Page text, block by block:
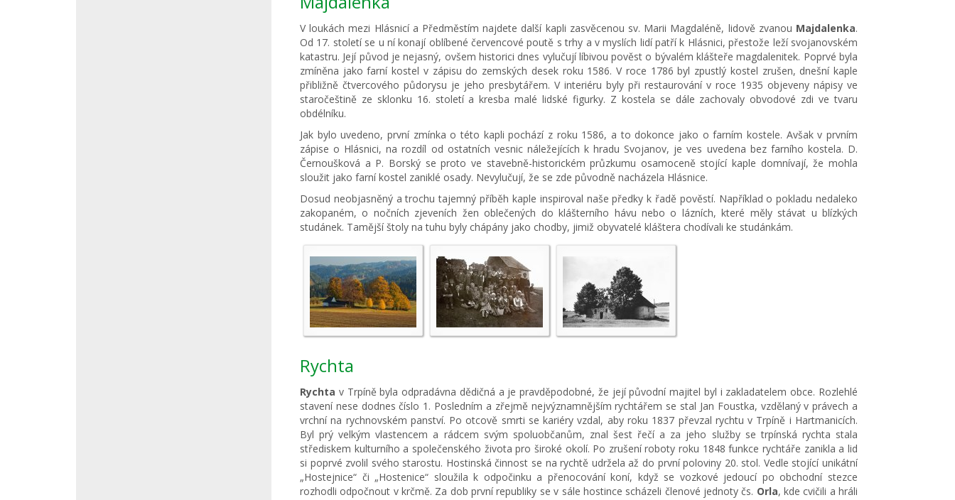
V loukách mezi Hlásnicí a Předměstím najdete další kapli zasvěcenou sv. Marii Magdaléně, lidově zvanou Majdalenka.
Od 17. století se u ní konají oblíbené červencové poutě s trhy a v myslích lidí patří k Hlásnici, přestože leží svojanovském
katastru. Její původ je nejasný, ovšem historici dnes vylučují líbivou pověst o bývalém klášteře magdalenitek. Poprvé byla
zmíněna jako farní kostel v zápisu do zemských desek roku 1586. V roce 1786 byl zpustlý kostel zrušen, dnešní kaple
přibližně čtvercového půdorysu je jeho presbytářem. V interiéru byly při restaurování v roce 1935 objeveny nápisy ve
staročeštině ze sklonku 16. století a kresba malé lidské figurky. Z kostela se dále zachovaly obvodové zdi ve tvaru
obdélníku.
Jak bylo uvedeno, první zmínka o této kapli pochází z roku 1586, a to dokonce jako o farním kostele. Avšak v prvním
zápise o Hlásnici, na rozdíl od ostatních vesnic náležejících k hradu Svojanov, je ves uvedena bez farního kostela. D.
Černoušková a P. Borský se proto ve stavebně-historickém průzkumu osamoceně stojící kaple domnívají, že mohla
sloužit jako farní kostel zaniklé osady. Nevylučují, že se zde původně nacházela Hlásnice.
Dosud neobjasněný a trochu tajemný příběh kaple inspiroval naše předky k řadě pověstí. Například o pokladu nedaleko
zakopaném, o nočních zjeveních žen oblečených do klášterního hávu nebo o lázních, které měly stávat u blízkých
studánek. Tamější štoly na tuhu byly chápány jako chodby, jimiž obyvatelé kláštera chodívali ke studánkám.
Rychta
Rychta v Trpíně byla odpradávna dědičná a je pravděpodobné, že její původní majitel byl i zakladatelem obce. Rozlehlé
stavení nese dodnes číslo 1. Posledním a zřejmě nejvýznamnějším rychtářem se stal Jan Foustka, vzdělaný v právech a
vrchní na rychnovském panství. Po otcově smrti se kariéry vzdal, aby roku 1837 převzal rychtu v Trpíně i Hartmanicích.
Byl prý velkým vlastencem a rádcem svým spoluobčanům, znal šest řečí a za jeho služby se trpínská rychta stala
střediskem kulturního a společenského života pro široké okolí. Po zrušení roboty roku 1848 funkce rychtáře zanikla a lid
si poprvé zvolil svého starostu. Hostinská činnost se na rychtě udržela až do první poloviny 20. stol. Vedle stojící unikátní
„Hostejnice“ či „Hostenice“ sloužila k odpočinku a přenocování koní, když se vozkové jedoucí po obchodní stezce
rozhodli odpočnout v krčmě. Za dob první republiky se v sále hostince scházeli členové jednoty čs. Orla, kde cvičili a hráli